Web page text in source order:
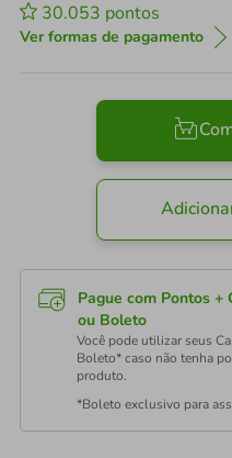
30.053 pontos
Ver formas de pagamento
Pague com Pontos +
ou Boleto
Você pode utilizar seus
Boleto* caso não tenha
produto.
*Boleto exclusivo para